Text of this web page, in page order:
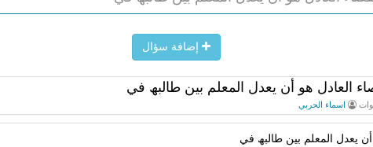
إضافة سؤال
العادل ھو أن یعدل المعلم بین طالبھ في
اسماء الحربي
أن یعدل المعلم بین طالبھ في